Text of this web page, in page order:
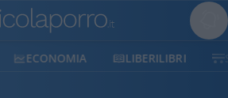
LIBERILIBRI SHOP SOSTIENICI